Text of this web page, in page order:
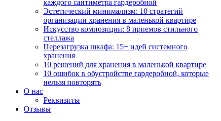
каждого сантиметра гардеробной
Эстетический минимализм: 10 стратегий
организации хранения в маленькой квартире
Искусство композиции: 8 приемов стильного
стеллажа
Перезагрузка шкафа: 15+ идей системного
хранения
10 решений для хранения в маленькой квартире
10 ошибок в обустройстве гардеробной, которые
нельзя повторять
О нас
Реквизиты
Отзывы